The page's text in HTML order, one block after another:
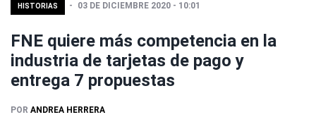
HISTORIAS 03 DE DICIEMBRE 2020 - 10:01
FNE quiere más competencia en la
industria de tarjetas de pago y
entrega 7 propuestas
POR ANDREA HERRERA